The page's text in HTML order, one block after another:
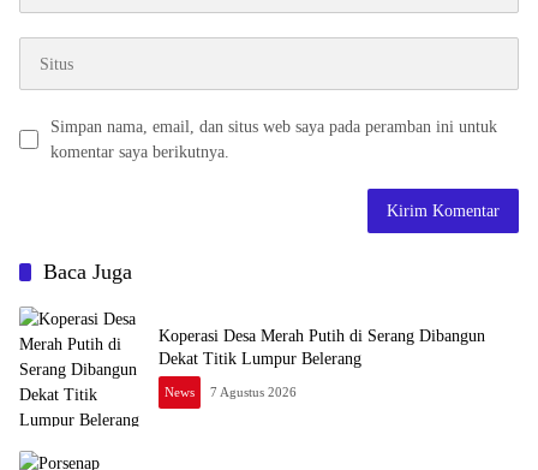
Simpan nama, email, dan situs web saya pada peramban ini untuk
komentar saya berikutnya.
Baca Juga
Koperasi Desa Merah Putih di Serang Dibangun
Dekat Titik Lumpur Belerang
News 7 Agustus 2026